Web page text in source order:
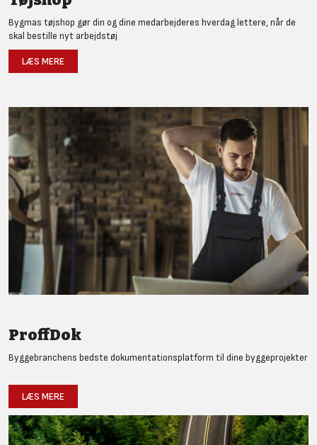
Bygmas tøjshop gør din og dine medarbejderes hverdag lettere, når de
skal bestille nyt arbejdstøj
LÆS MERE
ProffDok
Byggebranchens bedste dokumentationsplatform til dine byggeprojekter
LÆS MERE